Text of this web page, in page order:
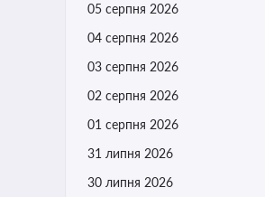
05 серпня 2026
04 серпня 2026
03 серпня 2026
02 серпня 2026
01 серпня 2026
31 липня 2026
30 липня 2026